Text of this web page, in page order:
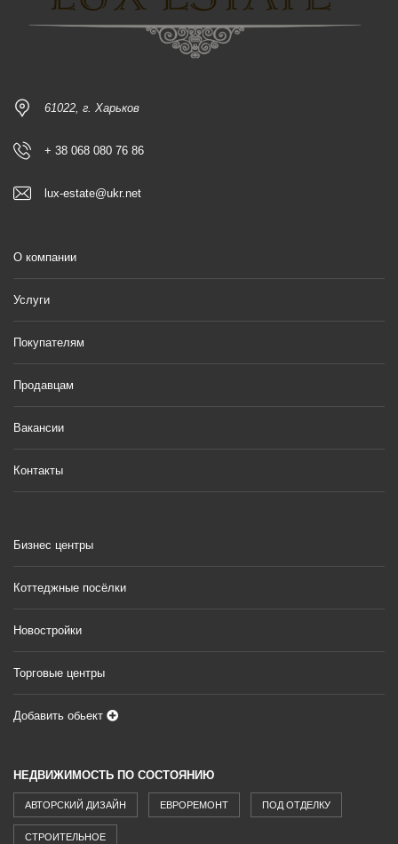
61022, г. Харьков
+ 38 068 080 76 86
lux-estate@ukr.net
О компании
Услуги
Покупателям
Продавцам
Вакансии
Контакты
Бизнес центры
Коттеджные посёлки
Новостройки
Торговые центры
Добавить обьект
НЕДВИЖИМОСТЬ ПО СОСТОЯНИЮ
АВТОРСКИЙ ДИЗАЙН ЕВРОРЕМОНТ ПОД ОТДЕЛКУ
СТРОИТЕЛЬНОЕ